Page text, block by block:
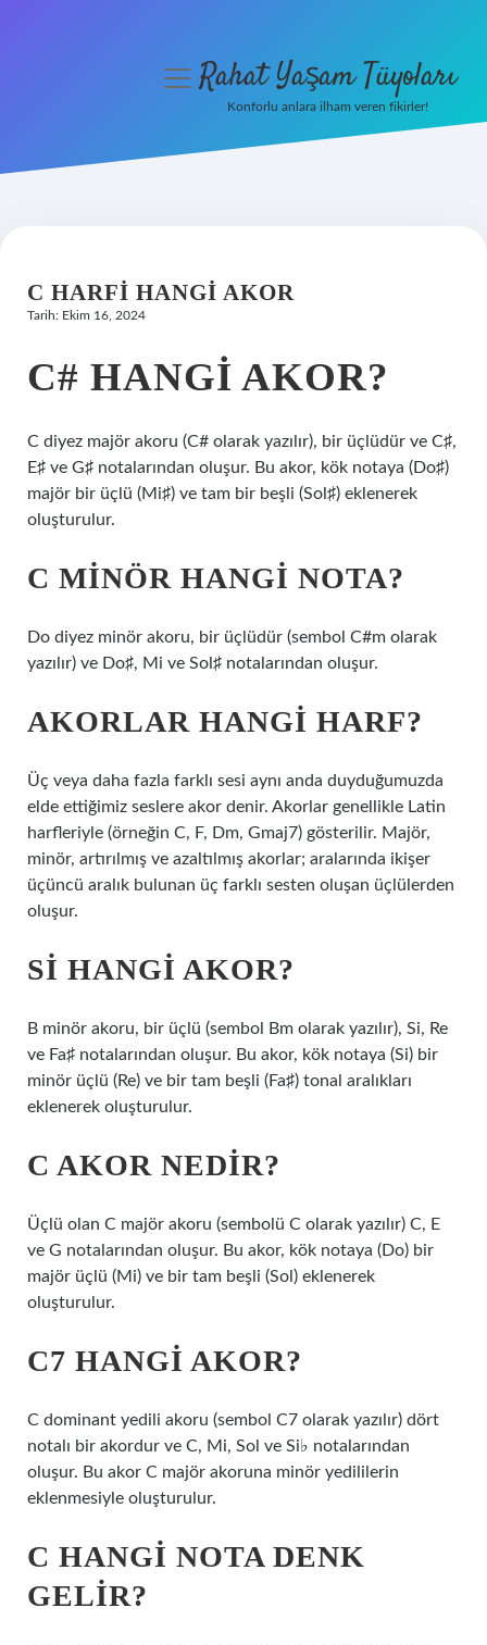
Hakkımızda
menüyüRahat Yaşam Tüyoları
Konforlu anlara ilham veren fikirler!
C HARFI HANGI AKOR
Tarih: Ekim 16, 2024
C# HANGI AKOR?
C diyez majör akoru (C# olarak yazılır), bir üçlüdür ve C♯,
E♯ ve G♯ notalarından oluşur. Bu akor, kök notaya (Do♯)
majör bir üçlü (Mi♯) ve tam bir beşli (Sol♯) eklenerek
oluşturulur.
C MINÖR HANGI NOTA?
Do diyez minör akoru, bir üçlüdür (sembol C#m olarak
yazılır) ve Do♯, Mi ve Sol♯ notalarından oluşur.
AKORLAR HANGI HARF?
Üç veya daha fazla farklı sesi aynı anda duyduğumuzda
elde ettiğimiz seslere akor denir. Akorlar genellikle Latin
harfleriyle (örneğin C, F, Dm, Gmaj7) gösterilir. Majör,
minör, artırılmış ve azaltılmış akorlar; aralarında ikişer
üçüncü aralık bulunan üç farklı sesten oluşan üçlülerden
oluşur.
SI HANGI AKOR?
B minör akoru, bir üçlü (sembol Bm olarak yazılır), Si, Re
ve Fa♯ notalarından oluşur. Bu akor, kök notaya (Si) bir
minör üçlü (Re) ve bir tam beşli (Fa♯) tonal aralıkları
eklenerek oluşturulur.
C AKOR NEDIR?
Üçlü olan C majör akoru (sembolü C olarak yazılır) C, E
ve G notalarından oluşur. Bu akor, kök notaya (Do) bir
majör üçlü (Mi) ve bir tam beşli (Sol) eklenerek
oluşturulur.
C7 HANGI AKOR?
C dominant yedili akoru (sembol C7 olarak yazılır) dört
notalı bir akordur ve C, Mi, Sol ve Si♭ notalarından
oluşur. Bu akor C majör akoruna minör yedililerin
eklenmesiyle oluşturulur.
C HANGI NOTA DENK
GELIR?